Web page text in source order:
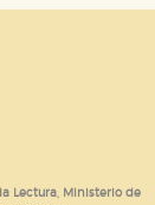
Lectura, Ministerio de